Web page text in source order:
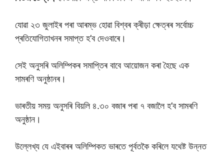
যোৱা ২৩ জুলাইৰ পৰা আৰম্ভ হোৱা বিশ্বৰ ক্ৰীড়া ক্ষেত্ৰৰ সৰ্বোচ্চ
প্ৰতিযোগিতাখনৰ সমাপ্ত হ’ব দেওবাৰে।
সেই অনুসৰি অলিম্পিকৰ সমাপ্তিৰ বাবে আয়োজন কৰা হৈছে এক
সামৰণি অনুষ্ঠানৰ।
ভাৰতীয় সময় অনুসৰি বিয়লি ৪.৩০ বজাৰ পৰা ৭ বজালৈ হ’ব সামৰণি
অনুষ্ঠান।
উল্লেখ্য যে এইবাৰৰ অলিম্পিকত ভাৰতে পূৰ্বতকৈ কৰিলে যথেষ্ট উন্নত